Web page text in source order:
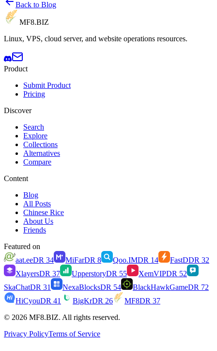
Back to Blog
MF8.BIZ
Linux, VPS, cloud server, and website operations resources.
Product
Submit Product
Pricing
Discover
Search
Explore
Collections
Alternatives
Compare
Content
Blog
All Posts
Chinese Rice
About Us
Friends
Featured on
aat.eeDR 34 MiFarDR 8 Qoo.IMDR 14 FastDDR 32
XlayersDR 37 UpperstoryDR 55 XemVIPDR 52
SkaChatDR 31 NexaBlocksDR 54 BlackHawkGameDR 72
HiCyouDR 41 BigKrDR 26 MF8DR 37
© 2026 MF8.BIZ. All rights reserved.
Privacy PolicyTerms of Service